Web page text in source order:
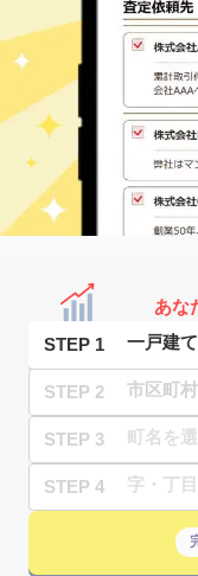
あな
STEP 1
STEP 2
STEP 3
STEP 4